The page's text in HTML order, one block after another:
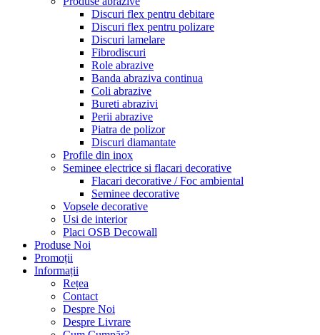
Discuri flex pentru debitare
Discuri flex pentru polizare
Discuri lamelare
Fibrodiscuri
Role abrazive
Banda abraziva continua
Coli abrazive
Bureti abrazivi
Perii abrazive
Piatra de polizor
Discuri diamantate
Profile din inox
Seminee electrice si flacari decorative
Flacari decorative / Foc ambiental
Seminee decorative
Vopsele decorative
Usi de interior
Placi OSB Decowall
Produse Noi
Promoții
Informații
Rețea
Contact
Despre Noi
Despre Livrare